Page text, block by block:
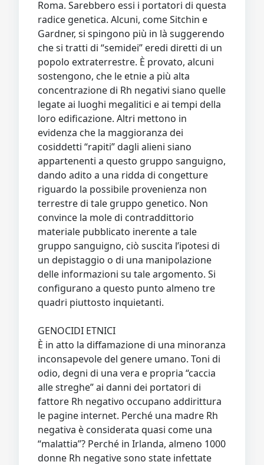
Roma. Sarebbero essi i portatori di questa
radice genetica. Alcuni, come Sitchin e
Gardner, si spingono più in là suggerendo
che si tratti di “semidei” eredi diretti di un
popolo extraterrestre. È provato, alcuni
sostengono, che le etnie a più alta
concentrazione di Rh negativi siano quelle
legate ai luoghi megalitici e ai tempi della
loro edificazione. Altri mettono in
evidenza che la maggioranza dei
cosiddetti “rapiti” dagli alieni siano
appartenenti a questo gruppo sanguigno,
dando adito a una ridda di congetture
riguardo la possibile provenienza non
terrestre di tale gruppo genetico. Non
convince la mole di contraddittorio
materiale pubblicato inerente a tale
gruppo sanguigno, ciò suscita l’ipotesi di
un depistaggio o di una manipolazione
delle informazioni su tale argomento. Si
configurano a questo punto almeno tre
quadri piuttosto inquietanti.
GENOCIDI ETNICI
È in atto la diffamazione di una minoranza
inconsapevole del genere umano. Toni di
odio, degni di una vera e propria “caccia
alle streghe” ai danni dei portatori di
fattore Rh negativo occupano addirittura
le pagine internet. Perché una madre Rh
negativa è considerata quasi come una
“malattia”? Perché in Irlanda, almeno 1000
donne Rh negative sono state infettate